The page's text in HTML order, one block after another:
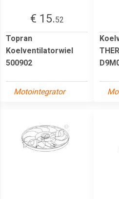
€ 15.52
Topran
Koelventilatorwiel
500902
Motointegrator